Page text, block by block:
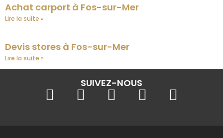
Achat carport à Fos-sur-Mer
Lire la suite »
Devis stores à Fos-sur-Mer
Lire la suite »
SUIVEZ-NOUS